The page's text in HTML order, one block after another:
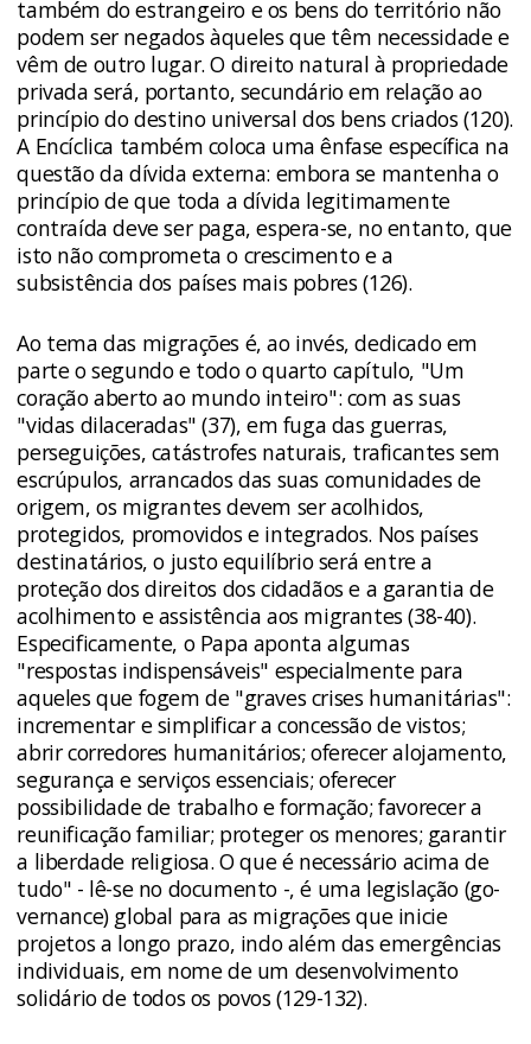
também do estrangeiro e os bens do território não
podem ser negados àqueles que têm necessidade e
vêm de outro lugar. O direito natural à propriedade
privada será, portanto, secundário em relação ao
princípio do destino universal dos bens criados (120).
A Encíclica também coloca uma ênfase específica na
questão da dívida externa: embora se mantenha o
princípio de que toda a dívida legitimamente
contraída deve ser paga, espera-se, no entanto, que
isto não comprometa o crescimento e a
subsistência dos países mais pobres (126).
Ao tema das migrações é, ao invés, dedicado em
parte o segundo e todo o quarto capítulo, "Um
coração aberto ao mundo inteiro": com as suas
"vidas dilaceradas" (37), em fuga das guerras,
perseguições, catástrofes naturais, traficantes sem
escrúpulos, arrancados das suas comunidades de
origem, os migrantes devem ser acolhidos,
protegidos, promovidos e integrados. Nos países
destinatários, o justo equilíbrio será entre a
proteção dos direitos dos cidadãos e a garantia de
acolhimento e assistência aos migrantes (38-40).
Especificamente, o Papa aponta algumas
"respostas indispensáveis" especialmente para
aqueles que fogem de "graves crises humanitárias":
incrementar e simplificar a concessão de vistos;
abrir corredores humanitários; oferecer alojamento,
segurança e serviços essenciais; oferecer
possibilidade de trabalho e formação; favorecer a
reunificação familiar; proteger os menores; garantir
a liberdade religiosa. O que é necessário acima de
tudo" - lê-se no documento -, é uma legislação (go­
vernance) global para as migrações que inicie
projetos a longo prazo, indo além das emergências
individuais, em nome de um desenvolvimento
solidário de todos os povos (129-132).